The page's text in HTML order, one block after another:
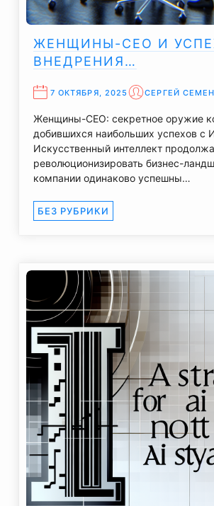
ЖЕНЩИНЫ-CEO И
ВНЕДРЕНИЯ…
7 ОКТЯБРЯ, 2025 СЕРГЕЙ
Женщины-CEO: секретное оружие
добившихся наибольших успехов с
Искусственный интеллект
революционизировать бизнес-
компании одинаково успешны…
БЕЗ РУБРИКИ